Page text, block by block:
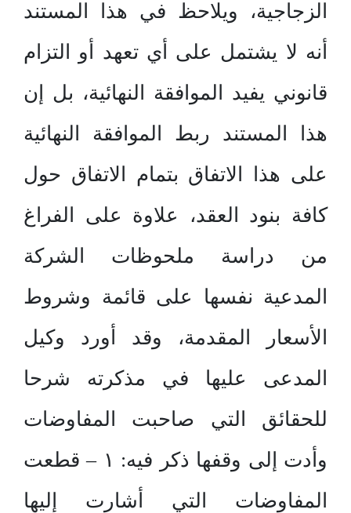
الزجاجية، ويلاحظ في هذا المستند
أنه لا يشتمل على أي تعهد أو التزام
قانوني يفيد الموافقة النهائية، بل إن
هذا المستند ربط الموافقة النهائية
على هذا الاتفاق بتمام الاتفاق حول
كافة بنود العقد، علاوة على الفراغ
من دراسة ملحوظات الشركة
المدعية نفسها على قائمة وشروط
الأسعار المقدمة، وقد أورد وكيل
المدعى عليها في مذكرته شرحا
للحقائق التي صاحبت المفاوضات
وأدت إلى وقفها ذكر فيه: ١ – قطعت
المفاوضات التي أشارت إليها